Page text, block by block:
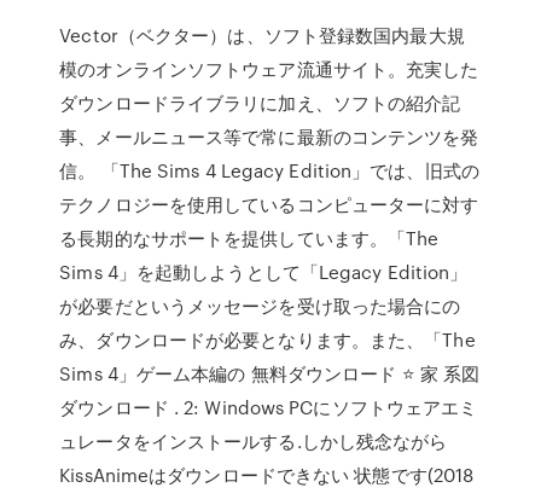
Vector（ベクター）は、ソフト登録数国内最大規
模のオンラインソフトウェア流通サイト。充実した
ダウンロードライブラリに加え、ソフトの紹介記
事、メールニュース等で常に最新のコンテンツを発
信。 「The Sims 4 Legacy Edition」では、旧式の
テクノロジーを使用しているコンピューターに対す
る長期的なサポートを提供しています。「The
Sims 4」を起動しようとして「Legacy Edition」
が必要だというメッセージを受け取った場合にの
み、ダウンロードが必要となります。また、「The
Sims 4」ゲーム本編の 無料ダウンロード ⭐ 家 系図
ダウンロード . 2: Windows PCにソフトウェアエミ
ュレータをインストールする.しかし残念ながら
KissAnimeはダウンロードできない 状態です(2018